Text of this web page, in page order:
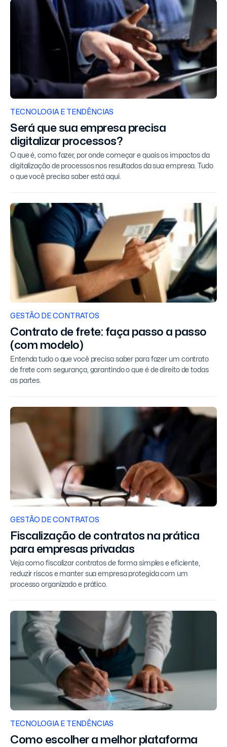
TECNOLOGIA E TENDÊNCIAS
Será que sua empresa precisa
digitalizar processos?
O que é, como fazer, por onde começar e quais os impactos da
digitalização de processos nos resultados da sua empresa. Tudo
o que você precisa saber está aqui.
GESTÃO DE CONTRATOS
Contrato de frete: faça passo a passo
(com modelo)
Entenda tudo o que você precisa saber para fazer um contrato
de frete com segurança, garantindo o que é de direito de todas
as partes.
GESTÃO DE CONTRATOS
Fiscalização de contratos na prática
para empresas privadas
Veja como fiscalizar contratos de forma simples e eficiente,
reduzir riscos e manter sua empresa protegida com um
processo organizado e prático.
TECNOLOGIA E TENDÊNCIAS
Como escolher a melhor plataforma